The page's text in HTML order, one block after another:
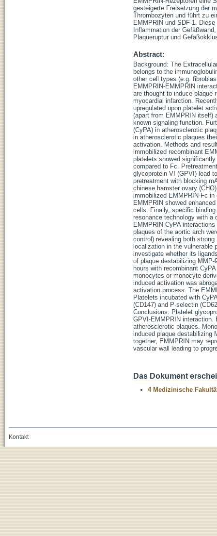
gesteigerte Freisetzung der
Thrombozyten und führt zu
EMMPRIN und SDF-1.
Inflammation der
Plaqueruptur und
Abstract:
Background: The
belongs to the
other cell types (e.g.
EMMPRIN-EMMPRIN
are thought to induce plaque
myocardial infarction.
upregulated upon platelet
(apart from EMMPRIN itself)
known signaling function.
(CyPA) in atherosclerotic
in atherosclerotic plaques
activation. Methods and
immobilized recombinant
platelets showed
compared to Fc.
glycoprotein VI (GPVI) lead
pretreatment with blocking
chinese hamster ovary
immobilized EMMPRIN-Fc
EMMPRIN showed
cells. Finally, specific
resonance technology with a
EMMPRIN-CyPA
plaques of the aortic arch
control) revealing both
localization in the vulnerable
investigate whether its
of plaque destabilizing
hours with recombinant
monocytes or monocyte-
induced activation was
activation process. The
Platelets incubated with
(CD147) and P-selectin
Conclusions: Platelet
GPVI-EMMPRIN interaction.
atherosclerotic plaques.
induced plaque destabilizing
together, EMMPRIN may
vascular wall leading to
Das Dokument
4 Medizinische
Kontakt